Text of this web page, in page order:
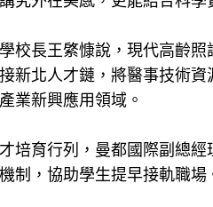
校長王綮慷說，現代高齡
新北人才鏈，將醫事技術
業新興應用領域。
培育行列，曼都國際副總
制，協助學生提早接軌職場